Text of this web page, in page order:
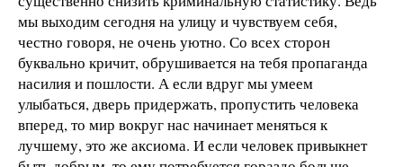
мы выходим сегодня на улицу и чувствуем себя,
честно говоря, не очень уютно. Со всех сторон
буквально кричит, обрушивается на тебя пропаганда
насилия и пошлости. А если вдруг мы умеем
улыбаться, дверь придержать, пропустить человека
вперед, то мир вокруг нас начинает меняться к
лучшему, это же аксиома. И если человек привыкнет